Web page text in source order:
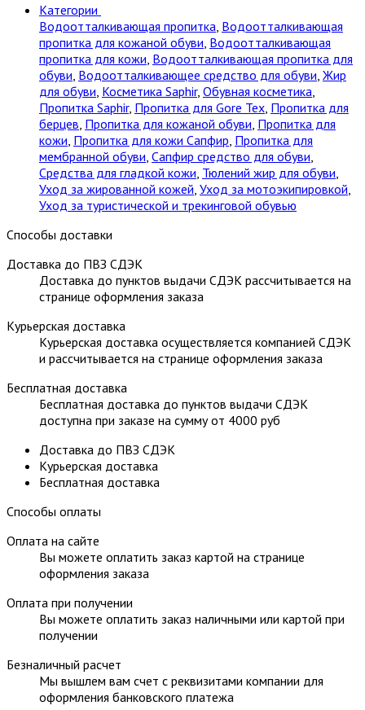
Категории
Водоотталкивающая пропитка Водоотталкивающая
пропитка для кожаной обуви Водоотталкивающая
пропитка для кожи Водоотталкивающая пропитка для
обуви Водоотталкивающее средство для обуви Жир
для обуви Косметика Saphir, Обувная косметика
Пропитка Saphir, Пропитка для Gore Tex Пропитка для
берцев Пропитка для кожаной обуви Пропитка для
кожи Пропитка для кожи Сапфир Пропитка для
мембранной обуви Сапфир средство для обуви
Средства для гладкой кожи Тюлений жир для обуви
Уход за жированной кожей Уход за мотоэкипировкой
Уход за туристической и трекинговой обувью
Способы доставки
Доставка до ПВЗ СДЭК
Доставка до пунктов выдачи СДЭК рассчитывается на
странице оформления заказа
Курьерская доставка
Курьерская доставка осуществляется компанией СДЭК
и рассчитывается на странице оформления заказа
Бесплатная доставка
Бесплатная доставка до пунктов выдачи СДЭК
доступна при заказе на сумму от 4000 руб
Доставка до ПВЗ СДЭК
Курьерская доставка
Бесплатная доставка
Способы оплаты
Оплата на сайте
Вы можете оплатить заказ картой на странице
оформления заказа
Оплата при получении
Вы можете оплатить заказ наличными или картой при
получении
Безналичный расчет
Мы вышлем вам счет с реквизитами компании для
оформления банковского платежа